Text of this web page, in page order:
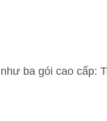
ba gói cao cấp: